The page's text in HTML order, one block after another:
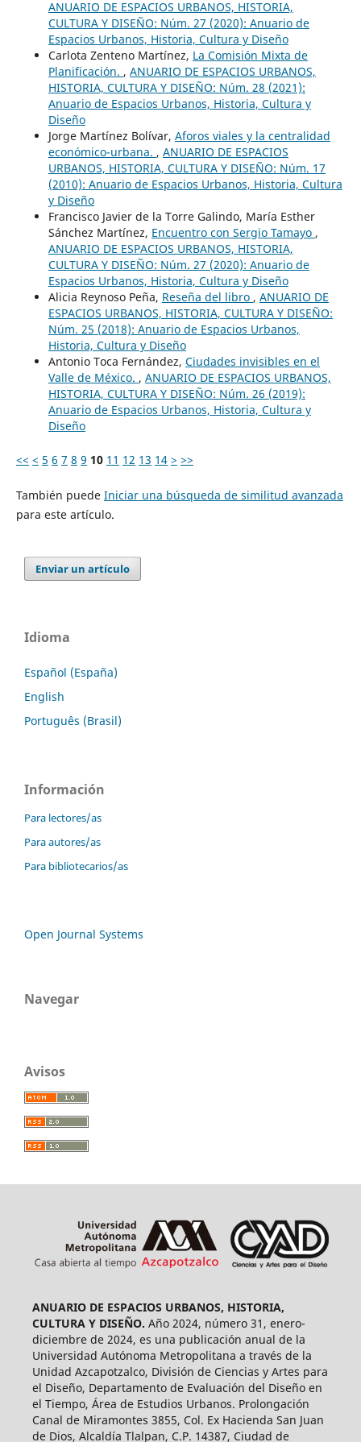
ANUARIO DE ESPACIOS URBANOS, HISTORIA,
CULTURA Y DISEÑO: Núm. 27 (2020): Anuario de
Espacios Urbanos, Historia, Cultura y Diseño
Carlota Zenteno Martínez, La Comisión Mixta de
Planificación. , ANUARIO DE ESPACIOS URBANOS,
HISTORIA, CULTURA Y DISEÑO: Núm. 28 (2021):
Anuario de Espacios Urbanos, Historia, Cultura y
Diseño
Jorge Martínez Bolívar, Aforos viales y la centralidad
económico-urbana. , ANUARIO DE ESPACIOS
URBANOS, HISTORIA, CULTURA Y DISEÑO: Núm. 17
(2010): Anuario de Espacios Urbanos, Historia, Cultura
y Diseño
Francisco Javier de la Torre Galindo, María Esther
Sánchez Martínez, Encuentro con Sergio Tamayo ,
ANUARIO DE ESPACIOS URBANOS, HISTORIA,
CULTURA Y DISEÑO: Núm. 27 (2020): Anuario de
Espacios Urbanos, Historia, Cultura y Diseño
Alicia Reynoso Peña, Reseña del libro , ANUARIO DE
ESPACIOS URBANOS, HISTORIA, CULTURA Y DISEÑO:
Núm. 25 (2018): Anuario de Espacios Urbanos,
Historia, Cultura y Diseño
Antonio Toca Fernández, Ciudades invisibles en el
Valle de México. , ANUARIO DE ESPACIOS URBANOS,
HISTORIA, CULTURA Y DISEÑO: Núm. 26 (2019):
Anuario de Espacios Urbanos, Historia, Cultura y
Diseño
<< < 5 6 7 8 9 10 11 12 13 14 > >>
También puede Iniciar una búsqueda de similitud avanzada
para este artículo.
Enviar un artículo
Idioma
Español (España)
English
Português (Brasil)
Información
Para lectores/as
Para autores/as
Para bibliotecarios/as
Open Journal Systems
Navegar
Avisos
ANUARIO DE ESPACIOS URBANOS, HISTORIA,
CULTURA Y DISEÑO. Año 2024, número 31, enero-
diciembre de 2024, es una publicación anual de la
Universidad Autónoma Metropolitana a través de la
Unidad Azcapotzalco, División de Ciencias y Artes para
el Diseño, Departamento de Evaluación del Diseño en
el Tiempo, Área de Estudios Urbanos. Prolongación
Canal de Miramontes 3855, Col. Ex Hacienda San Juan
de Dios, Alcaldía Tlalpan, C.P. 14387, Ciudad de